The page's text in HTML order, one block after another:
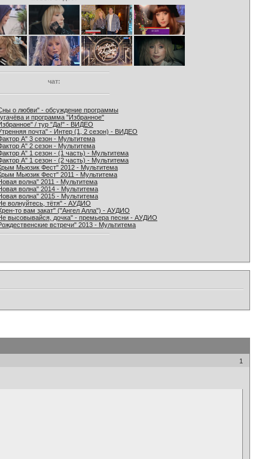
чат:
о любви" - обсуждение программы
и программа "Избранное"
/ тур "Да!" - ВИДЕО
почта" - Интер (1, 2 сезон) - ВИДЕО
А" 3 сезон - Мультитема
А" 2 сезон - Мультитема
А" 1 сезон - (1 часть) - Мультитема
А" 1 сезон - (2 часть) - Мультитема
Мьюзик Фест" 2012 - Мультитема
Мьюзик Фест" 2011 - Мультитема
волна" 2011 - Мультитема
волна" 2014 - Мультитема
волна" 2015 - Мультитема
волнуйтесь, тётя" - АУДИО
то вам закат" ("Ангел Алла") - АУДИО
высовывайся, дочка" - премьера песни - АУДИО
встречи" 2013 - Мультитема
1